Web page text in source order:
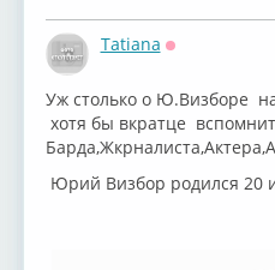
Tatiana
Уж столько о Ю.Визборе
хотя бы вкратце
Юрий Визбор родился 20